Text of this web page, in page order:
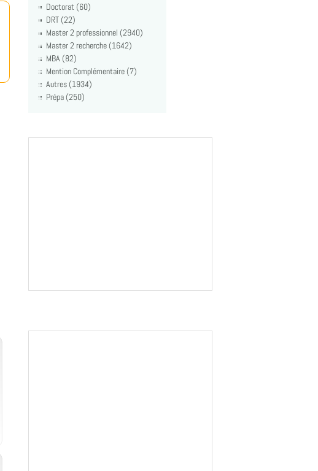
Doctorat (60)
DRT (22)
Master 2 professionnel (2940)
Master 2 recherche (1642)
MBA (82)
Mention Complémentaire (7)
Autres (1934)
Prépa (250)